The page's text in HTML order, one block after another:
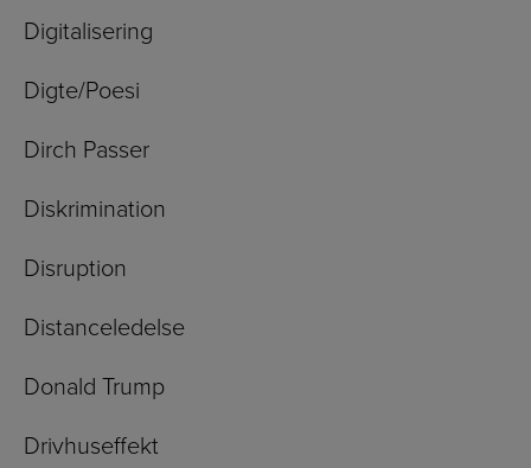
Digitalisering
Digte/Poesi
Dirch Passer
Diskrimination
Disruption
Distanceledelse
Donald Trump
Drivhuseffekt